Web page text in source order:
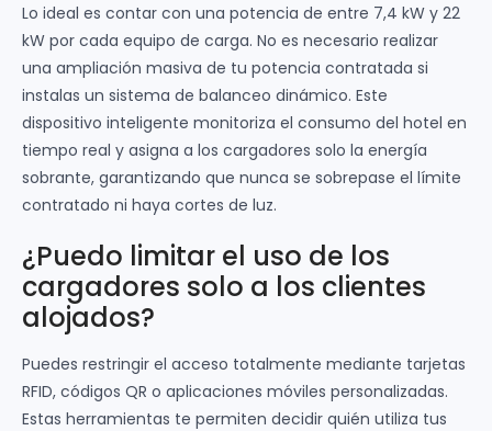
Lo ideal es contar con una potencia de entre 7,4 kW y 22
kW por cada equipo de carga. No es necesario realizar
una ampliación masiva de tu potencia contratada si
instalas un sistema de balanceo dinámico. Este
dispositivo inteligente monitoriza el consumo del hotel en
tiempo real y asigna a los cargadores solo la energía
sobrante, garantizando que nunca se sobrepase el límite
contratado ni haya cortes de luz.
¿Puedo limitar el uso de los
cargadores solo a los clientes
alojados?
Puedes restringir el acceso totalmente mediante tarjetas
RFID, códigos QR o aplicaciones móviles personalizadas.
Estas herramientas te permiten decidir quién utiliza tus